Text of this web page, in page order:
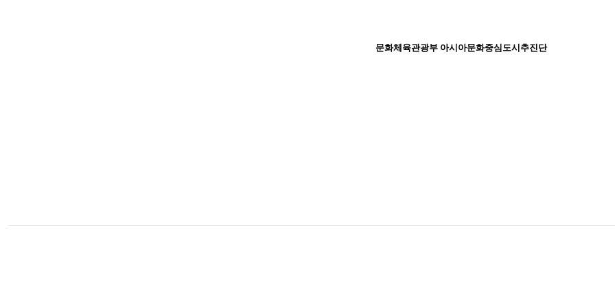
문화체육관광부 아시아문화중심도시추진단